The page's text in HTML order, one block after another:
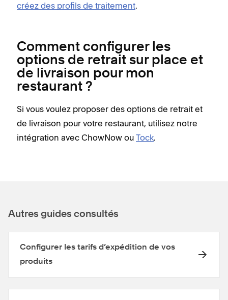
créez des profils de traitement.
Comment configurer les
options de retrait sur place et
de livraison pour mon
restaurant ?
Si vous voulez proposer des options de retrait et
de livraison pour votre restaurant, utilisez notre
intégration avec ChowNow ou Tock.
Autres guides consultés
Configurer les tarifs d’expédition de vos
produits